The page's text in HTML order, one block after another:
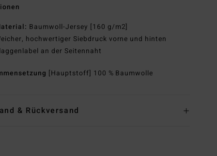
Baumwoll-Jersey [160 g/m2]
hochwertiger Siebdruck vorne und hinten
an der Seitennaht
[Hauptstoff] 100 % Baumwolle
& Rückversand